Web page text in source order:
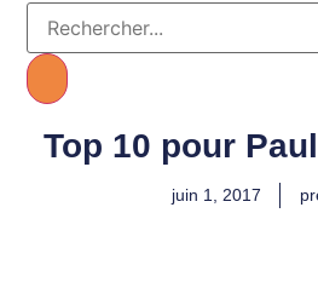
Top 10 pour
juin 1, 2017